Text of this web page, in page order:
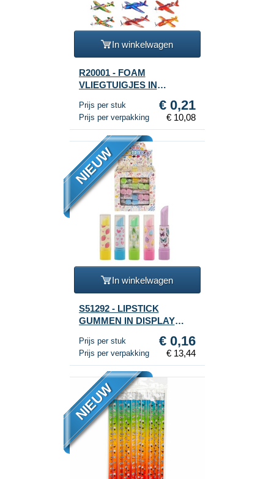
In winkelwagen
R20001 - FOAM
VLIEGTUIGJES IN
Prijs per stuk € 0,21
Prijs per verpakking € 10,08
NIEUW
In winkelwagen
S51292 - LIPSTICK
GUMMEN IN DISPLAY
Prijs per stuk € 0,16
Prijs per verpakking € 13,44
NIEUW